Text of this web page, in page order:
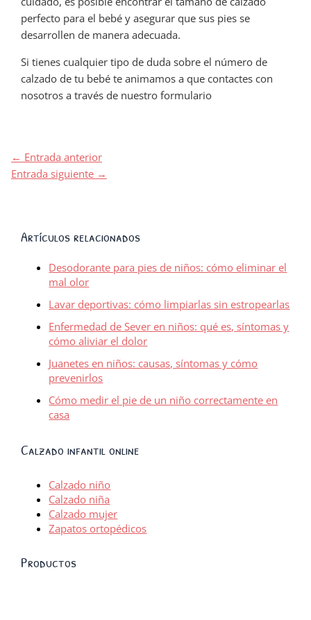
perfecto para el bebé y asegurar que sus pies se
desarrollen de manera adecuada.
Si tienes cualquier tipo de duda sobre el número de
calzado de tu bebé te animamos a que contactes con
nosotros a través de nuestro formulario
← Entrada anterior
Entrada siguiente →
Artículos relacionados
Desodorante para pies de niños: cómo eliminar el
mal olor
Lavar deportivas: cómo limpiarlas sin estropearlas
Enfermedad de Sever en niños: qué es, síntomas y
cómo aliviar el dolor
Juanetes en niños: causas, síntomas y cómo
prevenirlos
Cómo medir el pie de un niño correctamente en
casa
Calzado infantil online
Calzado niño
Calzado niña
Calzado mujer
Zapatos ortopédicos
Productos